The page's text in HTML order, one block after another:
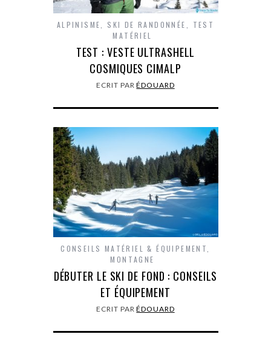
ALPINISME SKI DE RANDONNÉE
TEST
MATÉRIEL
TEST : VESTE ULTRASHELL
COSMIQUES CIMALP
ECRIT PARÉDOUARD
CONSEILS MATÉRIEL & ÉQUIPEMENT
MONTAGNE
DÉBUTER LE SKI DE FOND : CONSEILS
ET ÉQUIPEMENT
ECRIT PARÉDOUARD